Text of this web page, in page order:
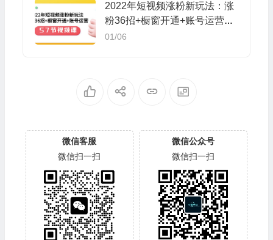
2022年短视频涨粉新玩法：涨
粉36招+橱窗开通+账号运营
（57节视频课）
01/06
微信客服
微信扫一扫
微信公众号
微信扫一扫